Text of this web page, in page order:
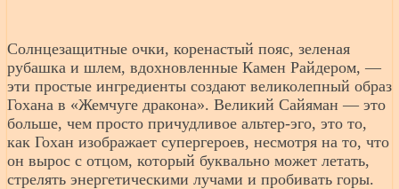
Солнцезащитные очки, коренастый пояс, зеленая
рубашка и шлем, вдохновленные Камен Райдером, —
эти простые ингредиенты создают великолепный образ
Гохана в «Жемчуге дракона». Великий Сайяман — это
больше, чем просто причудливое альтер-эго, это то,
как Гохан изображает супергероев, несмотря на то, что
он вырос с отцом, который буквально может летать,
стрелять энергетическими лучами и пробивать горы.